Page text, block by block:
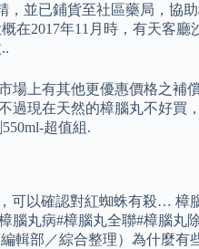
並已鋪貨至社區藥局，協
2017年11月時，有天客
上有其他更優惠價格之補
現在天然的樟腦丸不好買
超值組.
可以確認對紅蜘蛛有殺… 樟
丸病#樟腦丸全聯#樟腦丸
輯部／綜合整理）為什麼有